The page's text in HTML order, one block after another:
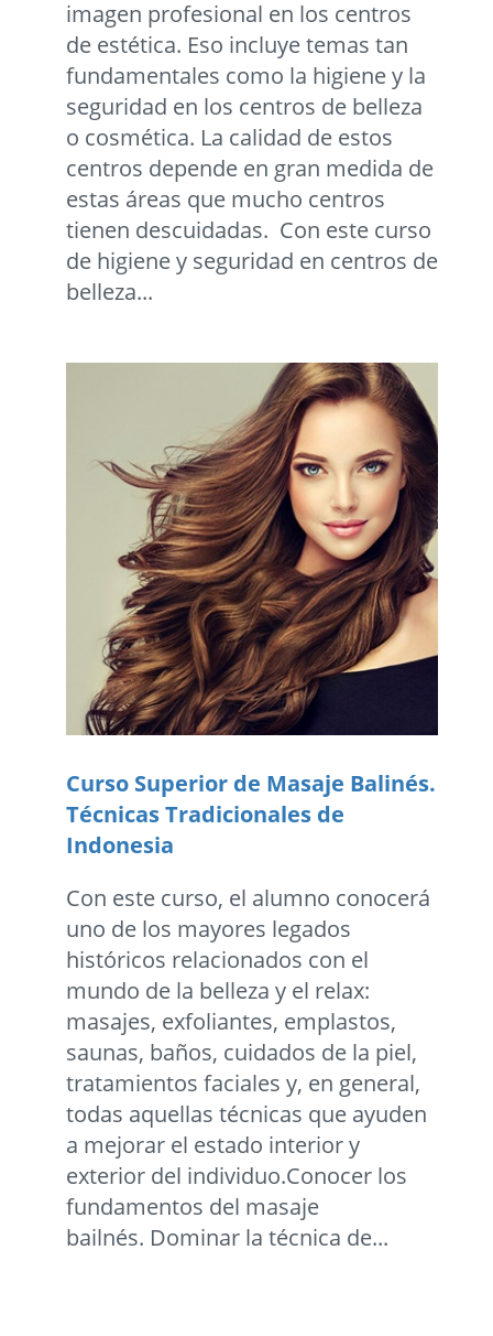
imagen profesional en los centros
de estética. Eso incluye temas tan
fundamentales como la higiene y la
seguridad en los centros de belleza
o cosmética. La calidad de estos
centros depende en gran medida de
estas áreas que mucho centros
tienen descuidadas. Con este curso
de higiene y seguridad en centros de
belleza...
Curso Superior de Masaje Balinés.
Técnicas Tradicionales de
Indonesia
Con este curso, el alumno conocerá
uno de los mayores legados
históricos relacionados con el
mundo de la belleza y el relax:
masajes, exfoliantes, emplastos,
saunas, baños, cuidados de la piel,
tratamientos faciales y, en general,
todas aquellas técnicas que ayuden
a mejorar el estado interior y
exterior del individuo.Conocer los
fundamentos del masaje
bailnés. Dominar la técnica de...